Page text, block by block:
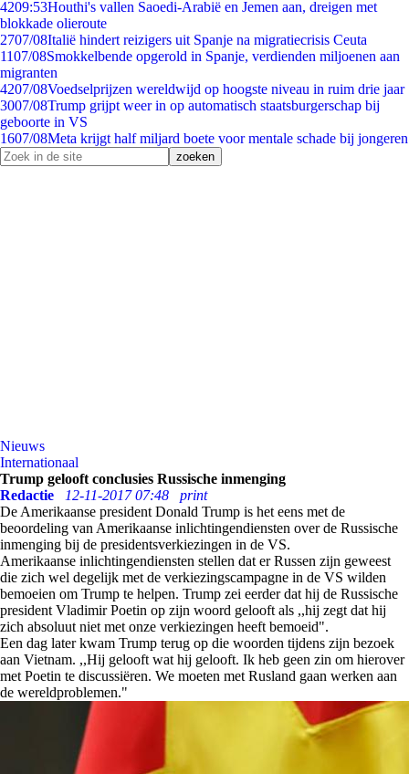
4209:53Houthi's vallen Saoedi-Arabië en Jemen aan, dreigen met
blokkade olieroute
2707/08Italië hindert reizigers uit Spanje na migratiecrisis Ceuta
1107/08Smokkelbende opgerold in Spanje, verdienden miljoenen aan
migranten
4207/08Voedselprijzen wereldwijd op hoogste niveau in ruim drie jaar
3007/08Trump grijpt weer in op automatisch staatsburgerschap bij
geboorte in VS
1607/08Meta krijgt half miljard boete voor mentale schade bij jongeren
Nieuws
Internationaal
Trump gelooft conclusies Russische inmenging
Redactie
12-11-2017 07:48
print
De Amerikaanse president Donald Trump is het eens met de
beoordeling van Amerikaanse inlichtingendiensten over de Russische
inmenging bij de presidentsverkiezingen in de VS.
Amerikaanse inlichtingendiensten stellen dat er Russen zijn geweest
die zich wel degelijk met de verkiezingscampagne in de VS wilden
bemoeien om Trump te helpen. Trump zei eerder dat hij de Russische
president Vladimir Poetin op zijn woord gelooft als ,,hij zegt dat hij
zich absoluut niet met onze verkiezingen heeft bemoeid".
Een dag later kwam Trump terug op die woorden tijdens zijn bezoek
aan Vietnam. ,,Hij gelooft wat hij gelooft. Ik heb geen zin om hierover
met Poetin te discussiëren. We moeten met Rusland gaan werken aan
de wereldproblemen."